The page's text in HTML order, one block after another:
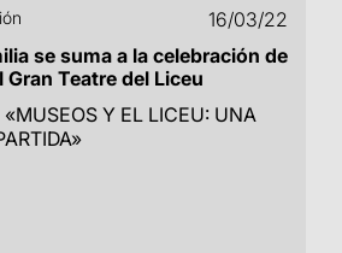
16/03/22
se suma a la celebración de
Gran Teatre del Liceu
Y EL LICEU: UNA